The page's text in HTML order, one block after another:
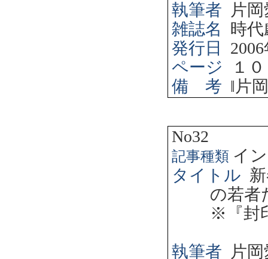
執筆者
片
雑誌名
時
発行日
2006
ページ
１
備 考 ‖ 片
No32
記事種類 イ
タイトル
の若
※『封
執筆者 片